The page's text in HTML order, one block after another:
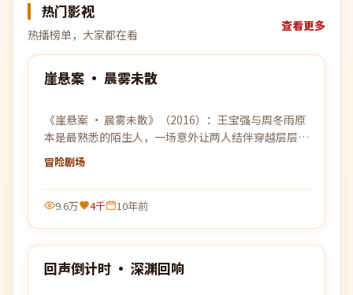
热门影视
热播榜单，大家都在看
查看更多
热门
99:38
崖悬案 · 晨雾未散
《崖悬案 · 晨雾未散》（2016）：王宝强与周冬雨原
本是最熟悉的陌生人，一场意外让两人结伴穿越层层迷
雾，去寻找彼此的答案。
冒险剧场
9.6万 4千 10年前
热门
回声倒计时 · 深渊回响